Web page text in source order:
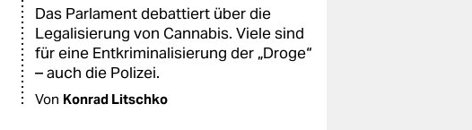
Das Parlament debattiert über die
Legalisierung von Cannabis. Viele sind
für eine Entkriminalisierung der „Droge“
– auch die Polizei.
Von Konrad Litschko